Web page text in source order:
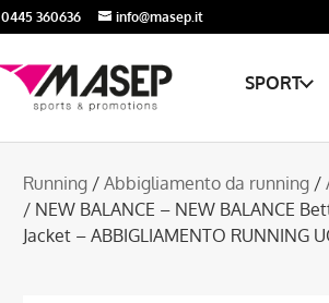
0445 360636 info@masep.it
SPORT
Running / Abbigliamento da running /
/ NEW BALANCE – NEW BALANCE
Jacket – ABBIGLIAMENTO RUNNING